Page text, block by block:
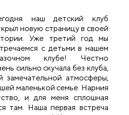
наш детский клуб
новую страницу в своей
Уже третий год мы
с детьми в нашем
клубе! Честно
сильно скучала без клуба,
замечательной атмосферы,
маленькой семье. Нарния
и для меня сплошная
там. Наша первая встреча